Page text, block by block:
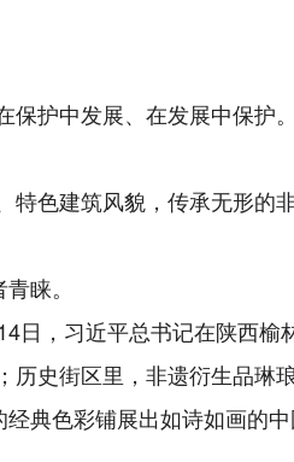
护中发展、在发展中保护
色建筑风貌，传承无形的
睐。
，习近平总书记在陕西榆
历史街区里，非遗衍生品琳
经典色彩铺展出如诗如画